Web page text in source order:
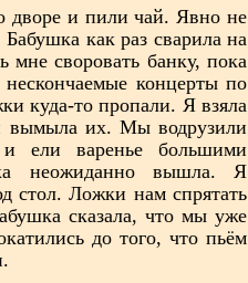
дворе и пили чай. Явно не
как раз сварила на
мне своровать банку, пока
концерты по
куда-то пропали. Я взяла
вымыла их. Мы водрузили
ели варенье большими
неожиданно вышла. Я
стол. Ложки нам спрятать
сказала, что мы уже
до того, что пьём